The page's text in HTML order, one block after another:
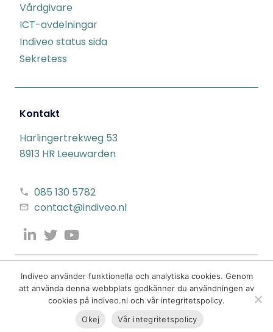
Vårdgivare
ICT-avdelningar
Indiveo status sida
Sekretess
Kontakt
Harlingertrekweg 53
8913 HR Leeuwarden
085 130 5782
contact@indiveo.nl
Indiveo använder funktionella och analytiska cookies. Genom
att använda denna webbplats godkänner du användningen av
cookies på indiveo.nl och vår integritetspolicy.
Okej
Vår integritetspolicy